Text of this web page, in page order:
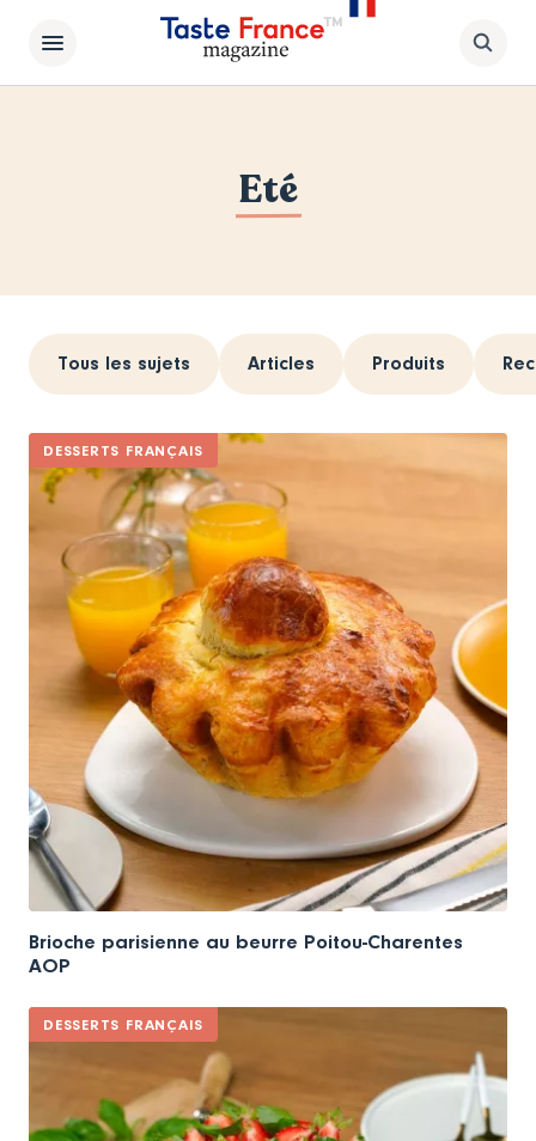
Eté
Tous les sujets Articles Produits
DESSERTS FRANÇAIS
Brioche parisienne au beurre Poitou-Charentes
AOP
DESSERTS FRANÇAIS